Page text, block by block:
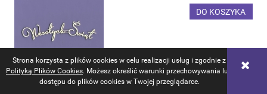
Strona korzysta z plików cookies w celu realizacji usług i zgodnie z
Polityką Plików Cookies. Możesz określić warunki przechowywania lub
dostępu do plików cookies w Twojej przeglądarce.
DO KOSZYKA